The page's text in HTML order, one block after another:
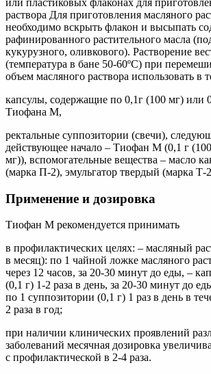
раствора Для приготовления масляного
необходимо вскрыть флакон и высыпать
рафинированного растительного масла
кукурузного, оливкового). Растворение
(температура в бане 50-60ºС) при
объем масляного раствора использовать в
капсулы, содержащие по 0,1г (100 мг) или
Тиофана М,
ректальные суппозитории (свечи),
действующее начало – Тиофан М (0,1 г
мг)), вспомогательные вещества – масло
(марка П-2), эмульгатор твердый (марка Т-
Применение и дозировка
Тиофан М рекомендуется принимать
в профилактических целях: – масляный
в месяц): по 1 чайной ложке масляного
через 12 часов, за 20-30 минут до еды, –
(0,1 г) 1-2 раза в день, за 20-30 минут до
по 1 суппозитории (0,1 г) 1 раз в день в
2 раза в год;
при наличии клинических проявлений
заболеваний месячная дозировка
с профилактической в 2-4 раза.